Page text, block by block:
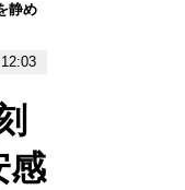
静め
感